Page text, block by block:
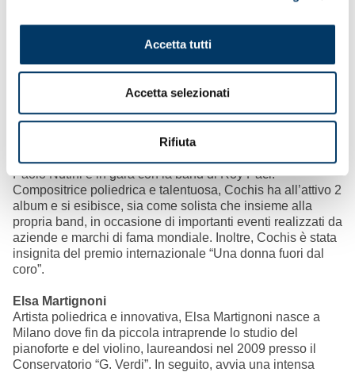
Accetta tutti
Accetta selezionati
Rifiuta
Alessandria con il Maestro Claudio Lugo, proseguendo poi
i propri studi in jazz con Claudio Capurro.
Negli anni Cochis ha preso parte a numerosi show
televisivi, tra i quali si ricordano Musica per la vita, The
Voice e Apocalipse Show sui canali Rai e Colorado Cafè,
Mai Dire Gol e Zelig TV in Mediaset. Nel corso della sua
carriera, Cochis ha partecipato più volte al Festival di
Sanremo: in qualità di ospite dell’artista internazionale
Paolo Nutini e in gara con la band di Roy Paci.
Compositrice poliedrica e talentuosa, Cochis ha all’attivo 2
album e si esibisce, sia come solista che insieme alla
propria band, in occasione di importanti eventi realizzati da
aziende e marchi di fama mondiale. Inoltre, Cochis è stata
insignita del premio internazionale “Una donna fuori dal
coro”.
Elsa Martignoni
Artista poliedrica e innovativa, Elsa Martignoni nasce a
Milano dove fin da piccola intraprende lo studio del
pianoforte e del violino, laureandosi nel 2009 presso il
Conservatorio “G. Verdi”. In seguito, avvia una intensa